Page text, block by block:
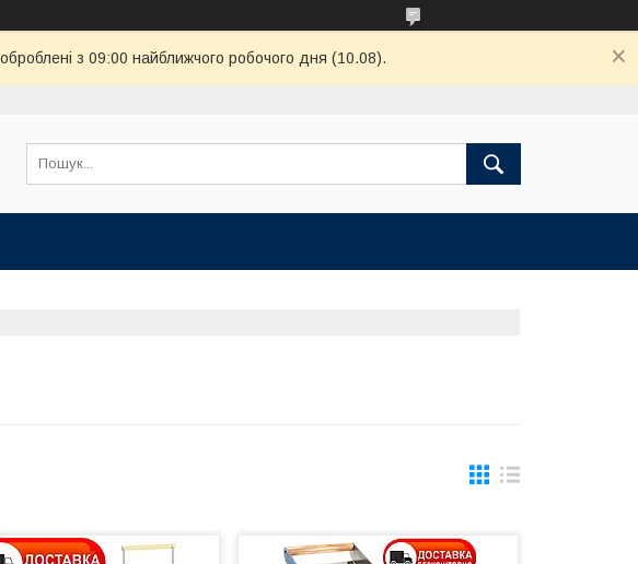
з 09:00 найближчого робочого дня (10.08).